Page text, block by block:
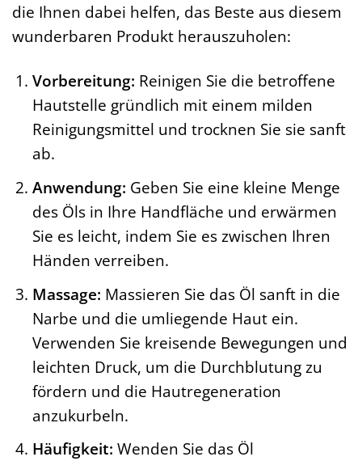
die Ihnen dabei helfen, das Beste aus diesem
wunderbaren Produkt herauszuholen:
Vorbereitung: Reinigen Sie die betroffene
Hautstelle gründlich mit einem milden
Reinigungsmittel und trocknen Sie sie sanft
ab.
Anwendung: Geben Sie eine kleine Menge
des Öls in Ihre Handfläche und erwärmen
Sie es leicht, indem Sie es zwischen Ihren
Händen verreiben.
Massage: Massieren Sie das Öl sanft in die
Narbe und die umliegende Haut ein.
Verwenden Sie kreisende Bewegungen und
leichten Druck, um die Durchblutung zu
fördern und die Hautregeneration
anzukurbeln.
Häufigkeit: Wenden Sie das Öl